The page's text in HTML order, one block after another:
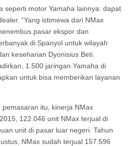
seperti motor Yamaha lainnya: dapat
“Yang istimewa dari NMax
pasar ekspor dan
di Spanyol untuk wilayah
keseharian Dyonisius Beti.
1.500 jaringan Yamaha di
untuk bisa memberikan layanan
itu, kinerja NMax
122.046 unit NMax terjual di
unit di pasar luar negeri. Tahun
NMax sudah terjual 157.596